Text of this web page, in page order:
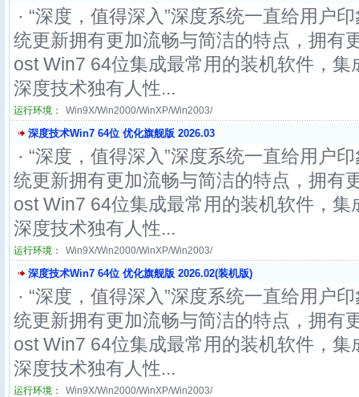
· “深度，值得深入”深度系统一直给用户
统更新拥有更加流畅与简洁的特点，拥有
ost Win7 64位集成最常用的装机软件，
深度技术独有人性...
运行环境： Win9X/Win2000/WinXP/Win2003/
深度技术Win7 64位 优化旗舰版 2026.03
· “深度，值得深入”深度系统一直给用户
统更新拥有更加流畅与简洁的特点，拥有
ost Win7 64位集成最常用的装机软件，
深度技术独有人性...
运行环境： Win9X/Win2000/WinXP/Win2003/
深度技术Win7 64位 优化旗舰版 2026.02(装机版)
· “深度，值得深入”深度系统一直给用户
统更新拥有更加流畅与简洁的特点，拥有
ost Win7 64位集成最常用的装机软件，
深度技术独有人性...
运行环境： Win9X/Win2000/WinXP/Win2003/